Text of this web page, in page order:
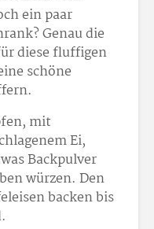
ein paar
Genau die
diese fluffigen
schöne
mit
Ei,
Backpulver
würzen. Den
backen bis